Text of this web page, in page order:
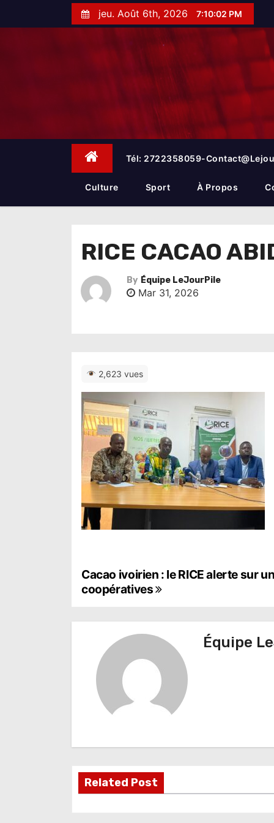
t
jeu. Août 6th, 2026 7:10:02 PM
Tél: 2722358059-
Culture Sport À Propos
RICE CACAO
By Équipe LeJourPile
Mar 31, 2026
2,623 vues
N
a
v
i
n
Cacao ivoirien : le RICE alerte sur
coopératives
Équipe
Related Post